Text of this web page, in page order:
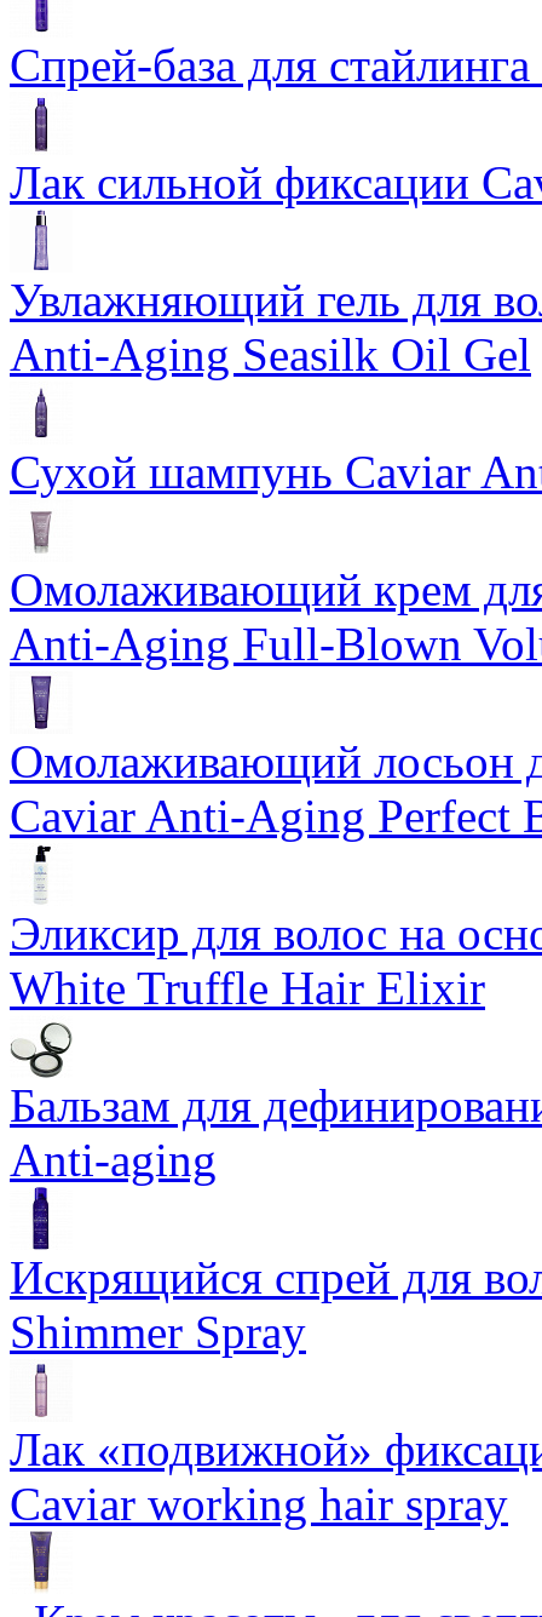
Спрей-база для
Лак сильной фиксации
Увлажняющий гель для
Anti-Aging Seasilk Oil Gel
Сухой шампунь Caviar
Омолаживающий крем
Anti-Aging Full-Blown
Омолаживающий лосьон
Caviar Anti-Aging Perfect
Эликсир для волос на
White Truffle Hair Elixir
Бальзам для
Anti-aging
Искрящийся спрей для
Shimmer Spray
Лак «подвижной»
Caviar working hair spray